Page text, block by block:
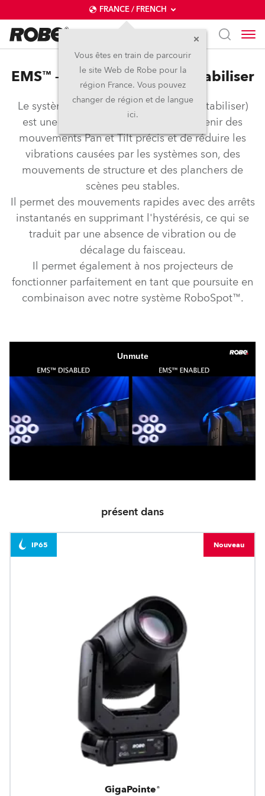
FRANCE / FRENCH
Vous êtes en train de parcourir
le site Web de Robe pour la
région France. Vous pouvez
changer de région et de langue
ici.
EMS™ – Electronic Motion Stabiliser
Le système EMS™ (Electronic Motion Stabiliser)
est une technologie qui permet d'obtenir des
mouvements Pan et Tilt précis et de réduire les
vibrations causées par les systèmes son, des
mouvements de structure et des planchers de
scènes peu stables.
Il permet des mouvements rapides avec des arrêts
instantanés en supprimant l'hystérésis, ce qui se
traduit par une absence de vibration ou de
décalage du faisceau.
Il permet également à nos projecteurs de
fonctionner parfaitement en tant que poursuite en
combinaison avec notre système RoboSpot™.
présent dans
GigaPointe®
IP65 Nouveau